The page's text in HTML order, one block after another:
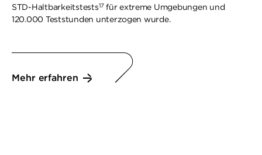
STD-Haltbarkeitstests17für extreme Umgebungen und
120.000 Teststunden unterzogen wurde.
Mehr erfahren